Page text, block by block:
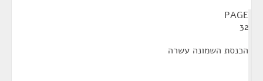
PAGE
32
הכנסת השמונה עשרה